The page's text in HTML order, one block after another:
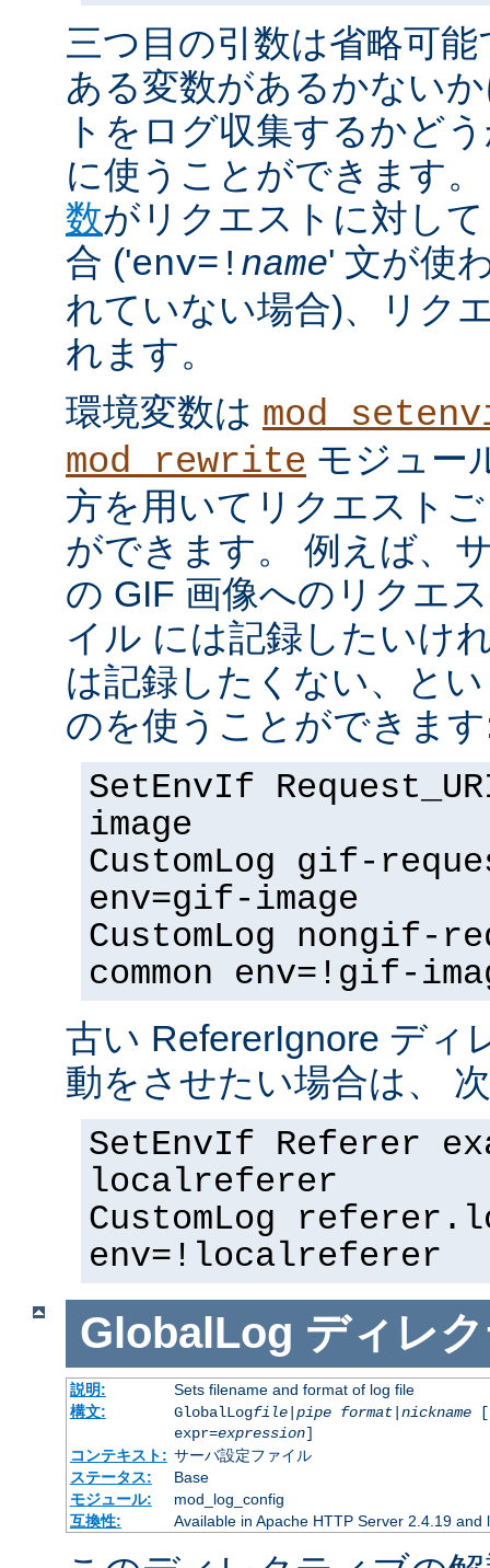
三つ目の引数は省略可
ある変数があるかない
トをログ収集するかど
に使うことができます
数がリクエストに対し
合 ('env=! name' 文が使
れていない場合)、リク
れます。
環境変数は
mod_rewrite モジュー
方を用いてリクエスト
ができます。 例えば、
の GIF 画像へのリクエ
イル には記録したいけ
は記録したくない、と
のを使うことができま
SetEnvIf
image
CustomLog gif-
env=gif-image
CustomLog nongif-
common env=!gif-
古い RefererIgnore ディ
動をさせたい場合は、
SetEnvIf Referer
localreferer
CustomLog
env=!localreferer
GlobalLog ディレ
説明:
Sets filename and format of log file
構文:
GlobalLogfile| pipe format| nickname
expr=expression]
コンテキスト: サーバ設定ファイル
ステータス:
Base
モジュール:
mod_log_config
互換性:
Available in Apache HTTP Server 2.4.19 and